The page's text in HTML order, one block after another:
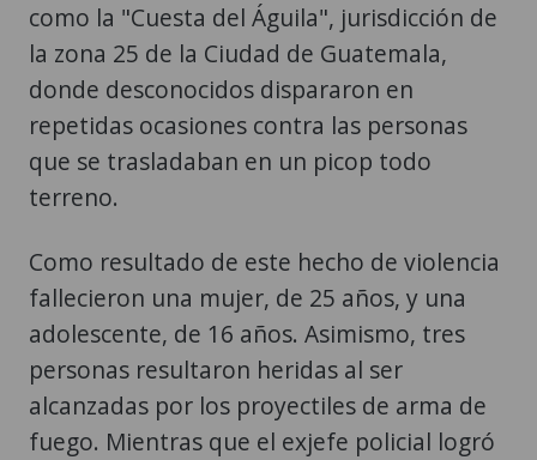
como la "Cuesta del Águila", jurisdicción de
la zona 25 de la Ciudad de Guatemala,
donde desconocidos dispararon en
repetidas ocasiones contra las personas
que se trasladaban en un picop todo
terreno.
Como resultado de este hecho de violencia
fallecieron una mujer, de 25 años, y una
adolescente, de 16 años. Asimismo, tres
personas resultaron heridas al ser
alcanzadas por los proyectiles de arma de
fuego. Mientras que el exjefe policial logró